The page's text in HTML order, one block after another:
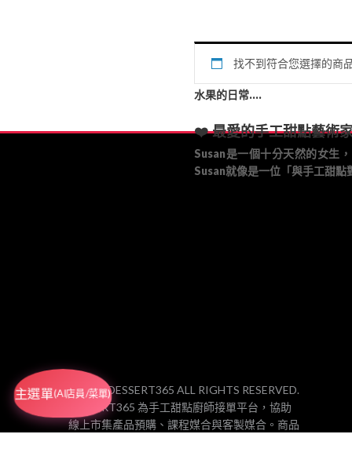
❤️ 我是誰 ❤️
水果的日常....
❤️ 最愛的手工甜點藝術
Susan是一個十分天然的女生
Susan就像是一位「與手工甜點
找不到符合您選擇的商
© 2025 DESSERT365 ALL RIGHTS RESERVED.
DESSERT365 為手工甜點廚師接單平台，協助
線上市集產品預購、課程媒合與客製媒合。商品
主選單(AI店員/菜單)